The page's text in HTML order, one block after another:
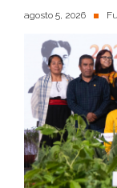
agosto 5, 2026